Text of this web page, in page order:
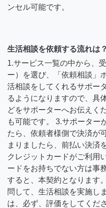
ンセル可能です。
生活相談を依頼する流れは？
1.サービス一覧の中から、
ー）を選び、「依頼相談」
活相談をしてくれるサポー
るようになりますので、具
どをサポーターへお伝えく
も可能です。 3.サポーター
たら、依頼者様側で決済が
まりましたら、前払い決済
クレジットカードがご利用
ードをお持ちでない方は事
すると、本契約となります
問して、生活相談を実施し
は、必ず、評価をしてくだ